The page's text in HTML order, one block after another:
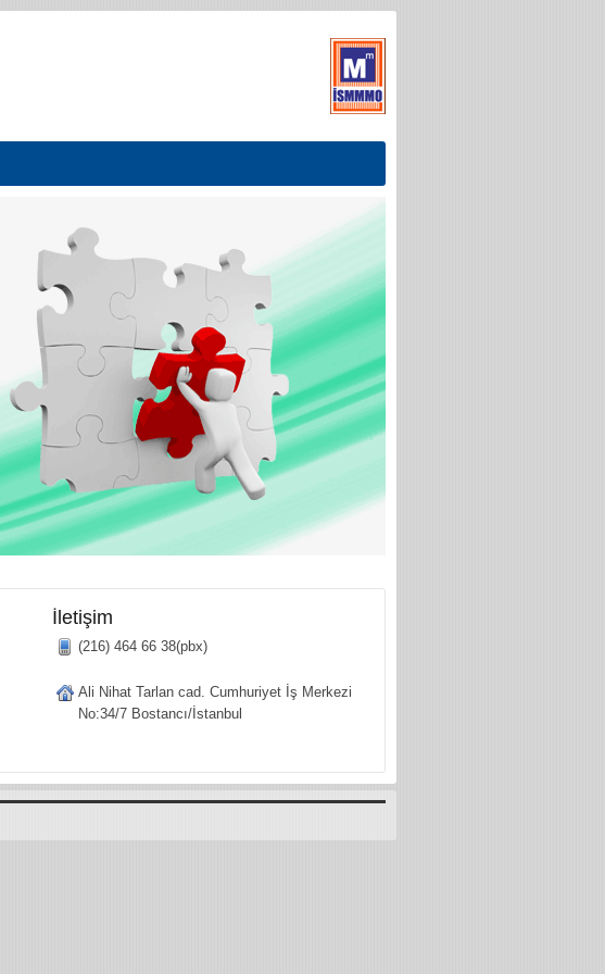
İletişim
(216) 464 66 38(pbx)
Ali Nihat Tarlan cad. Cumhuriyet İş Merkezi
No:34/7 Bostancı/İstanbul